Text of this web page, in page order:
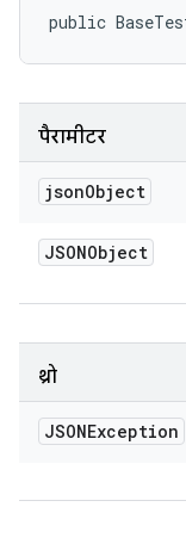
public
पैरामीटर
jsonObject
JSONObject
थ्रो
JSONException